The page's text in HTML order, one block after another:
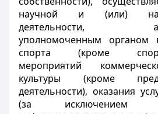
научной и (или)
деятельности,
уполномоченным органом
спорта (кроме
мероприятий
культуры (кроме
деятельности), оказания
(за исключением